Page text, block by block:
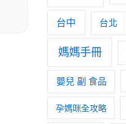
台中 台北
媽媽手冊
嬰兒 副 食品
孕媽咪全攻略